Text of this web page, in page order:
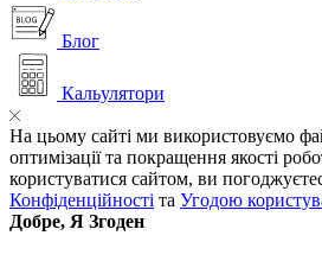
Блог
Кальулятори
На цьому сайті ми використовуємо
оптимізації та покращення якості
користуватися сайтом, ви
Конфіденційності та Угодою
Добре, Я Згоден